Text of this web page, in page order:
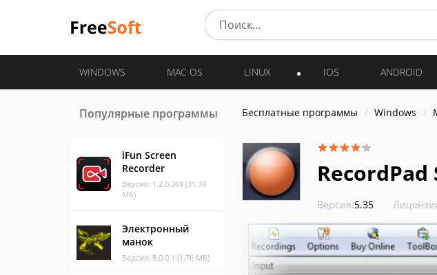
WINDOWS MAC OS LINUX IOS ANDROID
Популярные программы
iFun Screen
Recorder
Версия: 1.2.0.269 (31.79
МБ)
Электронный
манок
Версия: 8.0.0.1 (1.76 МБ)
Бесплатные программы Windows
Версия:5.35